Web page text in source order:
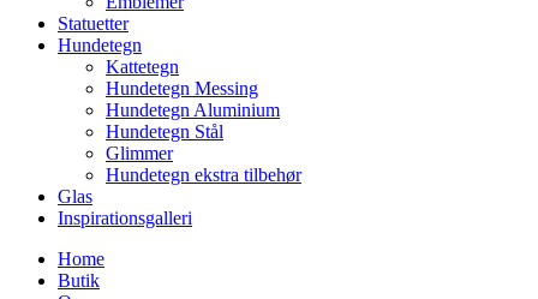
Statuetter
Hundetegn
Kattetegn
Hundetegn Messing
Hundetegn Aluminium
Hundetegn Stål
Glimmer
Hundetegn ekstra tilbehør
Glas
Inspirationsgalleri
Home
Butik